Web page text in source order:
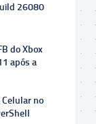
26080
do Xbox
após a
Celular no